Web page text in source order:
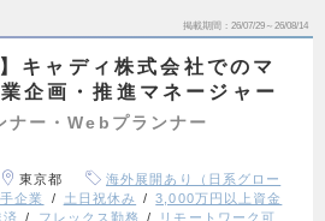
掲載期間 26/07/29～26/08/14
キャディ株式会社でのマ
企画・推進マネージャー
ナー・Webプランナー
東京都
海外展開あり（日系グロー
企業 土日祝休み
3,000万円以上資金
フレックス勤務
リモートワーク可